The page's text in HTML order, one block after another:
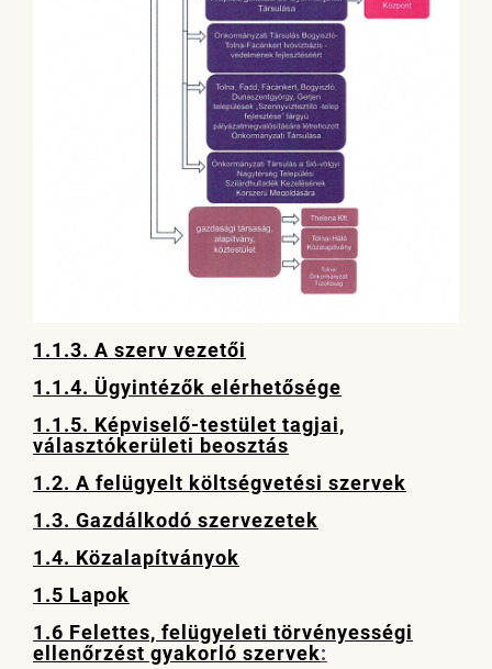
1.1.3. A szerv vezetői
1.1.4. Ügyintézők elérhetősége
1.1.5. Képviselő-testület tagjai,
választókerületi beosztás
1.2. A felügyelt költségvetési szervek
1.3. Gazdálkodó szervezetek
1.4. Közalapítványok
1.5 Lapok
1.6 Felettes, felügyeleti törvényességi
ellenőrzést gyakorló szervek: